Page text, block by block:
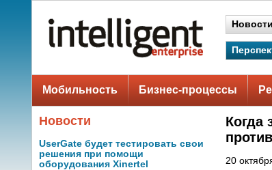
Новости
Мобильность Бизнес-процессы
Новости
UserGate будет тестировать свои
решения при помощи
оборудования Xinertel
Когда
20